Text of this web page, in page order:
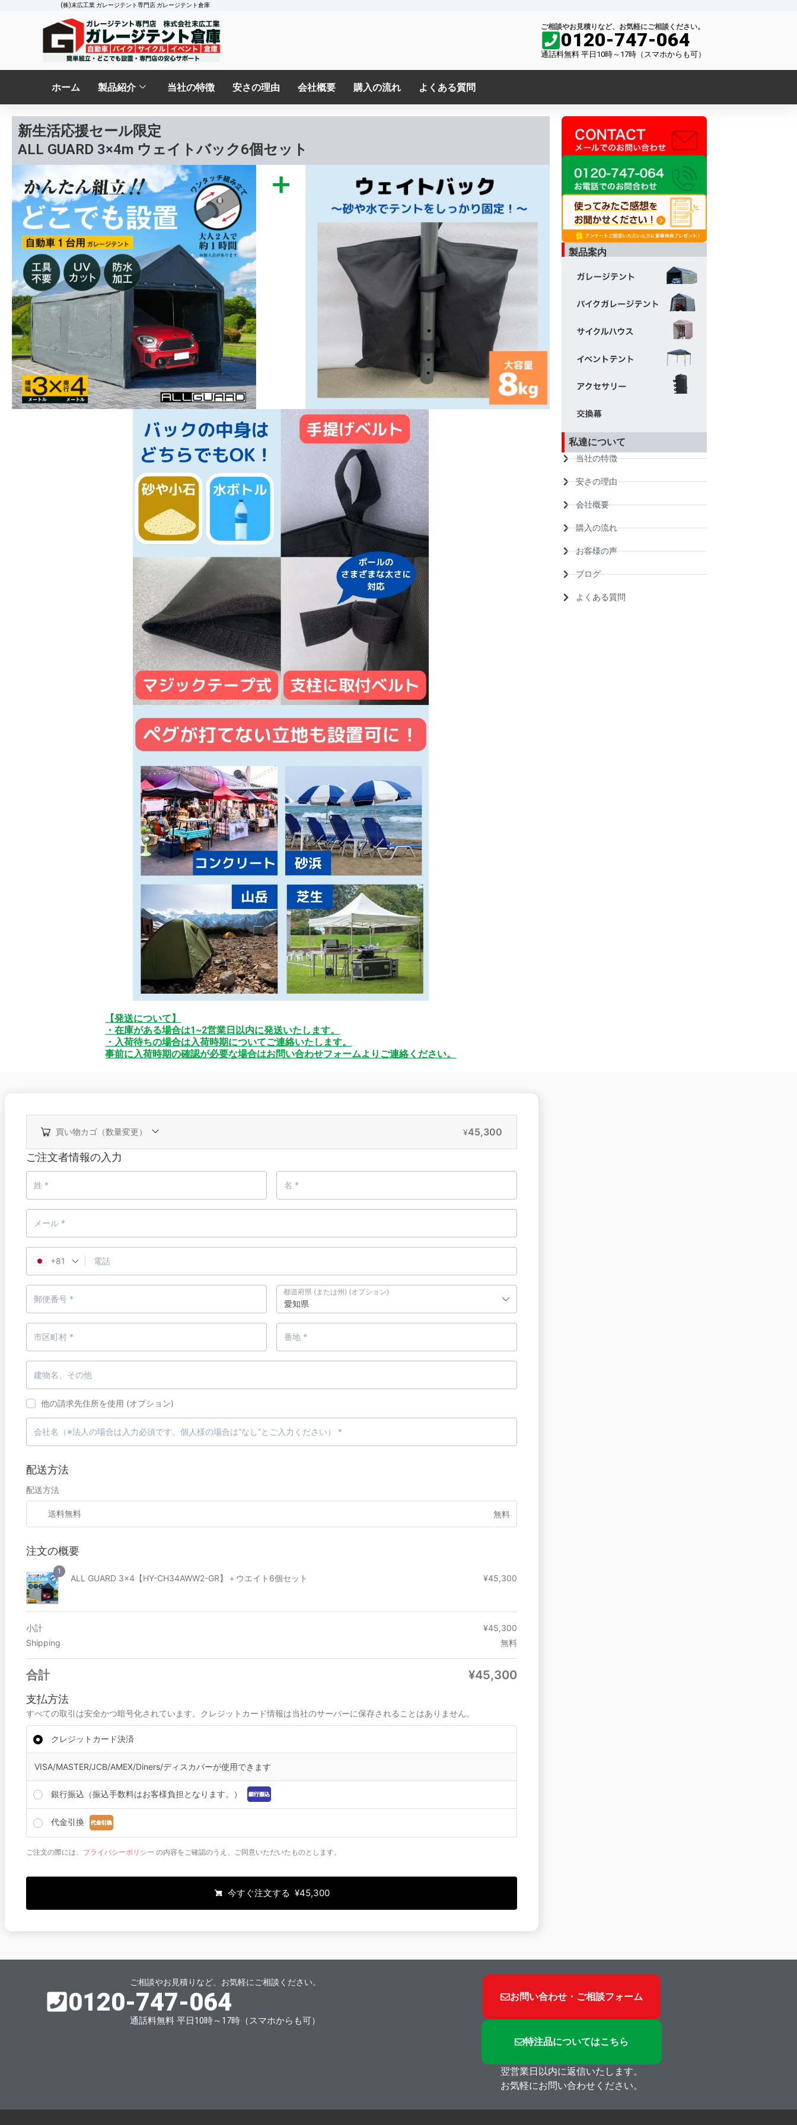
(株)末広工業 ガレージテント専門店 ガレージテント倉庫
ご相談やお見積りなど、お気軽にご相談ください。
0120-747-064
通話料無料 平日10時～17時（スマホからも可）
ホーム 製品紹介 当社の特徴 安さの理由 会社概要 購入の流れ よくある質問
新生活応援セール限定
ALL GUARD 3×4m ウェイトバック6個セット
＋
【発送について】
・在庫がある場合は1~2営業日以内に発送いたします。
・入荷待ちの場合は入荷時期についてご連絡いたします。
事前に入荷時期の確認が必要な場合はお問い合わせフォームよりご連絡ください。
製品案内
私達について
当社の特徴
安さの理由
会社概要
購入の流れ
お客様の声
ブログ
よくある質問
買い物カゴ（数量変更） ¥45,300
ご注文者情報の入力
+81
都道府県 (または州) (オプション)
愛知県
他の請求先住所を使用 (オプション)
配送方法
配送方法
送料無料 無料
注文の概要
1
ALL GUARD 3x4【HY-CH34AWW2-GR】＋ウエイト6個セット ¥45,300
小計 ¥45,300
Shipping
無料
合計 ¥45,300
支払方法
すべての取引は安全かつ暗号化されています。クレジットカード情報は当社のサーバーに保存されることはありません。
クレジットカード決済
VISA/MASTER/JCB/AMEX/Diners/ディスカバーが使用できます
銀行振込（振込手数料はお客様負担となります。）
代金引換
ご注文の際には、 プライバシーポリシー の内容をご確認のうえ、ご同意いただいたものとします。
今すぐ注文する ¥45,300
ご相談やお見積りなど、お気軽にご相談ください。
0120-747-064
通話料無料 平日10時～17時（スマホからも可）
お問い合わせ・ご相談フォーム
特注品についてはこちら
翌営業日以内に返信いたします。
お気軽にお問い合わせください。